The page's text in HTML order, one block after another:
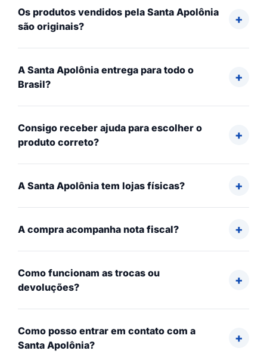
Os produtos vendidos pela Santa Apolônia
são originais?
A Santa Apolônia entrega para todo o
Brasil?
Consigo receber ajuda para escolher o
produto correto?
A Santa Apolônia tem lojas físicas?
A compra acompanha nota fiscal?
Como funcionam as trocas ou
devoluções?
Como posso entrar em contato com a
Santa Apolônia?